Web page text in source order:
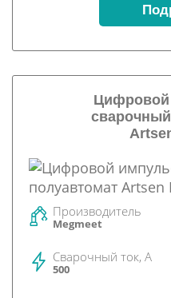
Производитель
Megmeet
Сварочный ток, А
500